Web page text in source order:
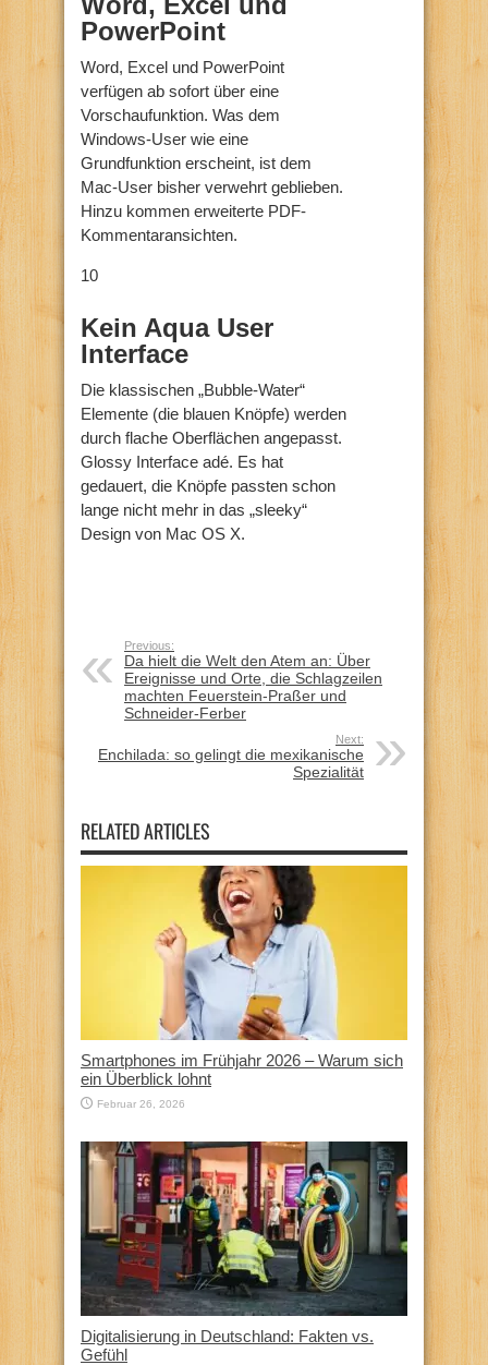
PowerPoint
Word, Excel und PowerPoint
verfügen ab sofort über eine
Vorschaufunktion. Was dem
Windows-User wie eine
Grundfunktion erscheint, ist dem
Mac-User bisher verwehrt geblieben.
Hinzu kommen erweiterte PDF-
Kommentaransichten.
10
Kein Aqua User
Interface
Die klassischen „Bubble-Water“
Elemente (die blauen Knöpfe) werden
durch flache Oberflächen angepasst.
Glossy Interface adé. Es hat
gedauert, die Knöpfe passten schon
lange nicht mehr in das „sleeky“
Design von Mac OS X.
Previous:
Da hielt die Welt den Atem an: Über
Ereignisse und Orte, die Schlagzeilen
machten Feuerstein-Praßer und
Schneider-Ferber
Next:
Enchilada: so gelingt die mexikanische
Spezialität
RELATED ARTICLES
Smartphones im Frühjahr 2026 – Warum sich
ein Überblick lohnt
Februar 26, 2026
Digitalisierung in Deutschland: Fakten vs.
Gefühl